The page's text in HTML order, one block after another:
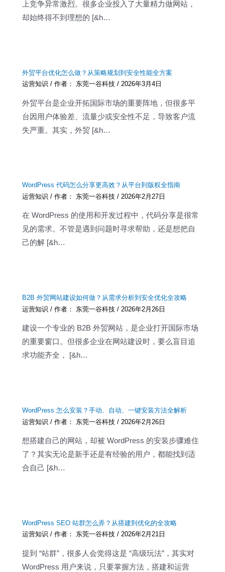
上竞争异常激烈。很多企业投入了大量精力做网站，
却始终得不到理想的 [&h…
外贸平台优化怎么做？从策略规划到安全性能全方案
运营知识 / 作者： 东莞一谷科技/ 2026年3月4日
外贸平台是企业开拓国际市场的重要阵地，但很多平
台因用户体验差、流量少或安全性不足，导致客户流
失严重。其实，外贸 [&h…
WordPress 代码怎么分享更高效？从平台到版权全指南
运营知识 / 作者： 东莞一谷科技/ 2026年2月27日
在 WordPress 的使用和开发过程中，代码分享是很常
见的需求。不管是遇到问题时寻求帮助，还是想把自
己的解 [&h…
B2B 外贸网站建设如何做？从需求分析到安全优化全攻略
运营知识 / 作者： 东莞一谷科技/ 2026年2月26日
建设一个专业的 B2B 外贸网站，是企业打开国际市场
的重要窗口。但很多企业在网站建设时，要么盲目追
求功能齐全， [&h…
WordPress 怎么安装？手动、自动、一键安装方法全解析
运营知识 / 作者： 东莞一谷科技/ 2026年2月26日
想搭建自己的网站，却被 WordPress 的安装步骤难住
了？其实无论是新手还是有经验的用户，都能找到适
合自己 [&h…
WordPress SEO 站群怎么弄？从搭建到优化的全攻略
运营知识 / 作者： 东莞一谷科技/2026年2月21日
提到 “站群”，很多人会觉得这是 “高级玩法”，其实对
WordPress 用户来说，只要掌握方法，搭建和运营